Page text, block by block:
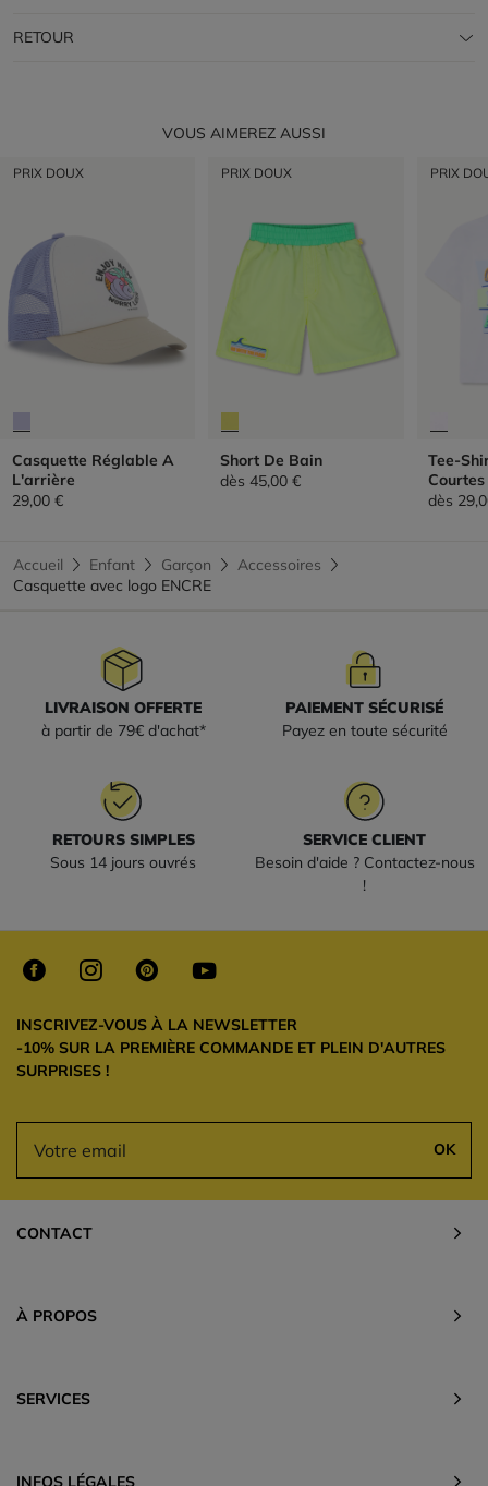
RETOUR
VOUS AIMEREZ AUSSI
PRIX DOUX
Casquette Réglable A
L'arrière
29,00 €
PRIX DOUX
Short De Bain
dès 45,00 €
PRIX
Tee-
Courtes
dès
Accueil Enfant Garçon
Accessoires
Casquette avec logo ENCRE
LIVRAISON OFFERTE
à partir de 79€ d'achat*
PAIEMENT SÉCURISÉ
Payez en toute sécurité
RETOURS SIMPLES
Sous 14 jours ouvrés
SERVICE CLIENT
Besoin d'aide ? Contactez-nous
!
INSCRIVEZ-VOUS À LA NEWSLETTER
-10% SUR LA PREMIÈRE COMMANDE ET PLEIN D'AUTRES
SURPRISES !
OK
CONTACT
À PROPOS
SERVICES
INFOS LÉGALES